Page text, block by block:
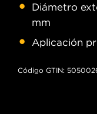
Diámetro
mm
Aplicación
Código GTIN: